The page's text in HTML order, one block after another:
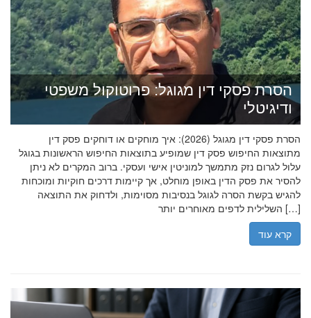
הסרת פסקי דין מגוגל: פרוטוקול משפטי
ודיגיטלי
הסרת פסקי דין מגוגל (2026): איך מוחקים או דוחקים פסק דין
מתוצאות החיפוש פסק דין שמופיע בתוצאות החיפוש הראשונות בגוגל
עלול לגרום נזק מתמשך למוניטין אישי ועסקי. ברוב המקרים לא ניתן
להסיר את פסק הדין באופן מוחלט, אך קיימות דרכים חוקיות ומוכחות
להגיש בקשת הסרה לגוגל בנסיבות מסוימות, ולדחוק את התוצאה
השלילית לדפים מאוחרים יותר […]
קרא עוד